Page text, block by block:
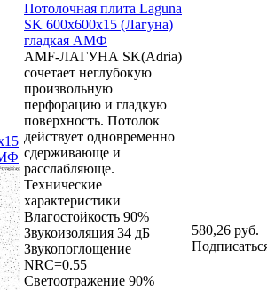
Потолочная плита Laguna
SK 600x600x15 (Лагуна)
гладкая АМФ
AMF-ЛАГУНА SK(Adria)
сочетает неглубокую
произвольную
перфорацию и гладкую
поверхность. Потолок
действует одновременно
сдерживающе и
расслабляюще.
Технические
характеристики
Влагостойкость 90%
Звукоизоляция 34 дБ
Звукопоглощение
NRC=0.55
Светоотражение 90%
580,26 руб.